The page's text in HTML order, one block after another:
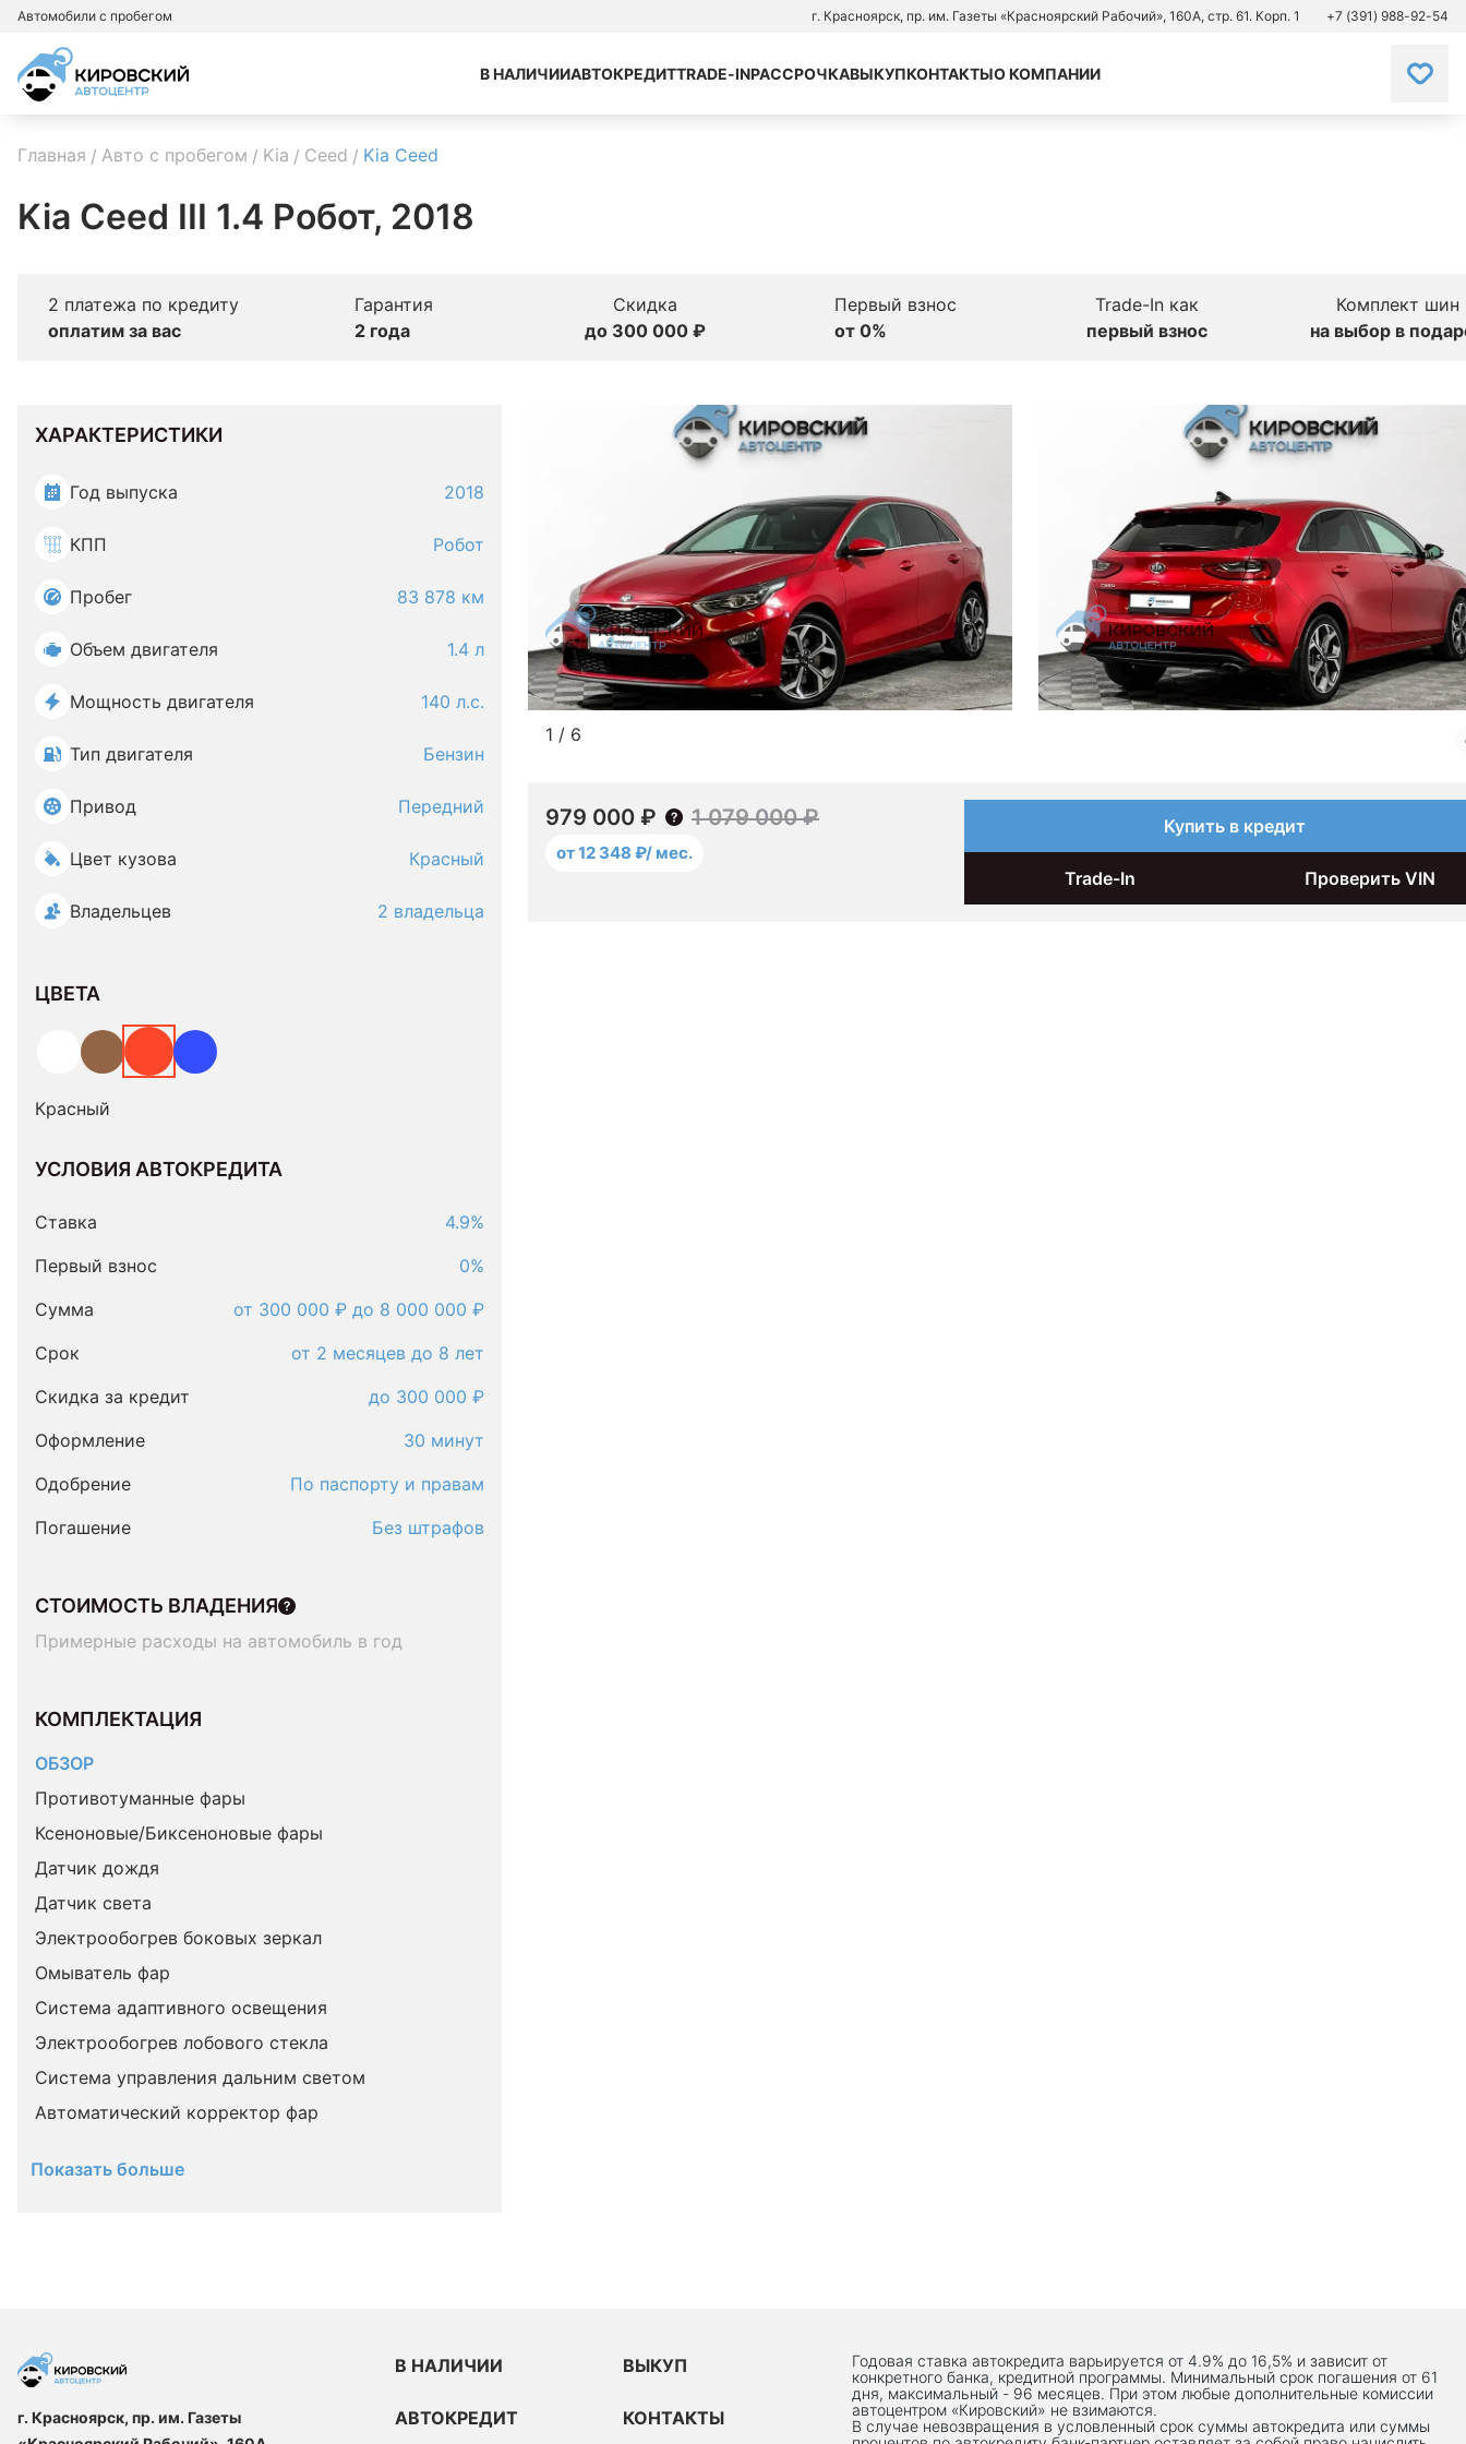
Автомобили с пробегом г. Красноярск, пр. им. Газеты «Красноярский Рабочий», 160А, стр. 61. Корп. 1 +7 (391) 988-92-54
В НАЛИЧИИАВТОКРЕДИТTRADE-INРАССРОЧКАВЫКУПКОНТАКТЫО КОМПАНИИ
Главная Авто с пробегом Kia Ceed Kia Ceed
Kia Ceed III 1.4 Робот, 2018
2 платежа по кредиту
оплатим за вас
Гарантия
2 года
Скидка
до 300 000 ₽
Первый взнос
от 0%
Trade-In как
первый взнос
Комплект шин
на выбор в
ХАРАКТЕРИСТИКИ
Год выпуска 2018
КПП Робот
Пробег 83 878 км
Объем двигателя 1.4 л
Мощность двигателя 140 л.с.
Тип двигателя Бензин
Привод Передний
Цвет кузова Красный
Владельцев 2 владельца
ЦВЕТА
Красный
УСЛОВИЯ АВТОКРЕДИТА
Ставка
4.9%
Первый взнос
0%
Сумма
от 300 000 ₽ до 8 000 000 ₽
Срок
от 2 месяцев до 8 лет
Скидка за кредит
до 300 000 ₽
Оформление
30 минут
Одобрение
По паспорту и правам
Погашение
Без штрафов
СТОИМОСТЬ ВЛАДЕНИЯ
Примерные расходы на автомобиль в год
КОМПЛЕКТАЦИЯ
ОБЗОР
Противотуманные фары
Ксеноновые/Биксеноновые фары
Датчик дождя
Датчик света
Электрообогрев боковых зеркал
Омыватель фар
Система адаптивного освещения
Электрообогрев лобового стекла
Система управления дальним светом
Автоматический корректор фар
Показать больше
1 / 6
979 000 ₽ 1 079 000 ₽
от 12 348 ₽/ мес.
Купить в кредит
Trade-In Проверить VIN
г. Красноярск, пр. им. Газеты
В НАЛИЧИИ
АВТОКРЕДИТ
ВЫКУП
КОНТАКТЫ
Годовая ставка автокредита варьируется от 4.9% до 16,5% и зависит от
конкретного банка, кредитной программы. Минимальный срок погашения от 61
дня, максимальный - 96 месяцев. При этом любые дополнительные комиссии
автоцентром «Кировский» не взимаются.
В случае невозвращения в условленный срок суммы автокредита или суммы